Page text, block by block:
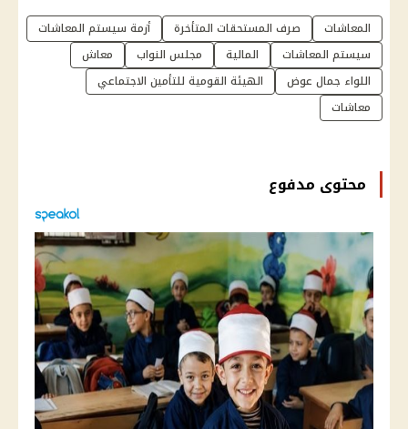
المعاشات صرف المستحقات المتأخرة
أزمة سيستم المعاشات
سيستم المعاشات
المالية مجلس النواب
معاش
اللواء جمال عوض
الهيئة القومية للتأمين الاجتماعي
معاشات
محتوى مدفوع